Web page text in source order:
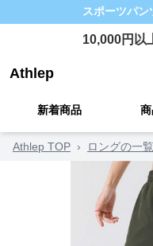
スポーツパン
10,000円以
Athlep
新着商品
Athlep TOP › ロングの一覧